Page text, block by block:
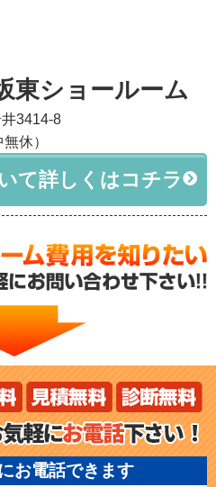
ショールーム
3414-8
休）
て詳しくはコチラ
お電話できます